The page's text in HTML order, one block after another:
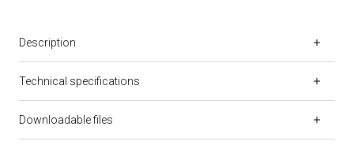
Description
Technical specifications
Downloadable files